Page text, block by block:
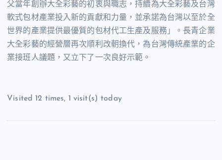
父當年創辦大全彩藝的初衷與職志，持續為大全彩藝及台灣
軟式包材產業投入新的貢獻和力量，並承諾為台灣以至於全
世界的產業提供最優質的包材代工生產及服務」。長青企業
大全彩藝的經營層再次順利改朝換代，為台灣傳統產業的企
業接班人議題，又立下了一次良好示範。
Visited 12 times, 1 visit(s) today